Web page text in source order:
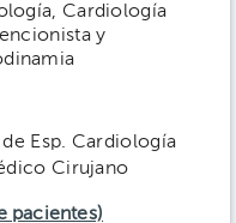
Cardiología
y
Esp. Cardiología
Cirujano
pacientes)